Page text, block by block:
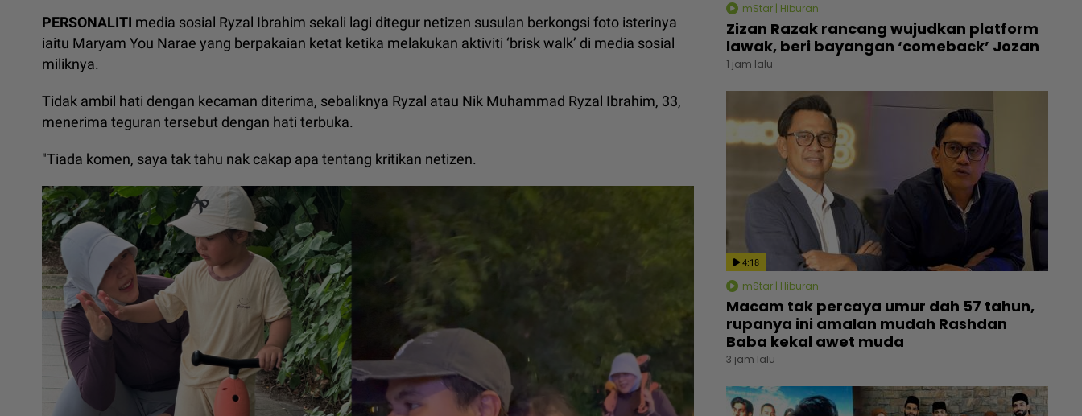
PERSONALITI media sosial Ryzal Ibrahim sekali lagi ditegur netizen susulan berkongsi foto isterinya
iaitu Maryam You Narae yang berpakaian ketat ketika melakukan aktiviti ‘brisk walk’ di media sosial
miliknya.
Tidak ambil hati dengan kecaman diterima, sebaliknya Ryzal atau Nik Muhammad Ryzal Ibrahim, 33,
menerima teguran tersebut dengan hati terbuka.
"Tiada komen, saya tak tahu nak cakap apa tentang kritikan netizen.
mStar | Hiburan
Zizan Razak rancang wujudkan platform
lawak, beri bayangan ‘comeback’ Jozan
1 jam lalu
4:18
mStar | Hiburan
Macam tak percaya umur dah 57 tahun,
rupanya ini amalan mudah Rashdan
Baba kekal awet muda
3 jam lalu